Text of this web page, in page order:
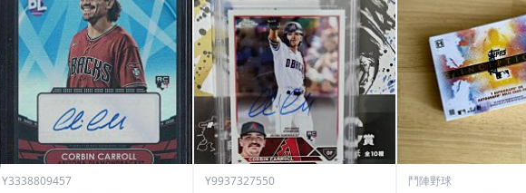
Y3338809457 Y9937327550 鬥陣野球
PREV